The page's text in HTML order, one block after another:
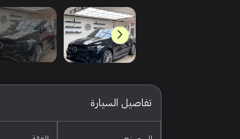
تفاصيل السيارة